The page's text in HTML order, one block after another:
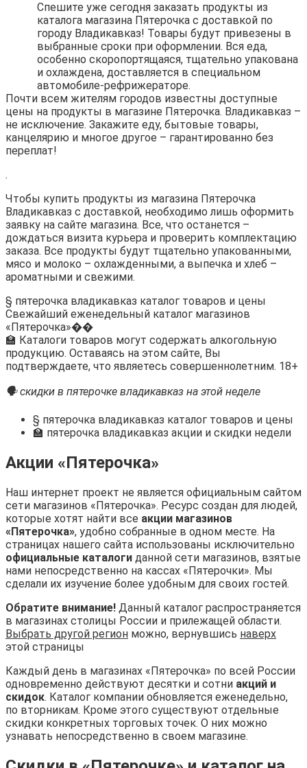
Спешите уже сегодня заказать продукты из
каталога магазина Пятерочка с доставкой по
городу Владикавказ! Товары будут привезены в
выбранные сроки при оформлении. Вся еда,
особенно скоропортящаяся, тщательно упакована
и охлаждена, доставляется в специальном
автомобиле-рефрижераторе.
Почти всем жителям городов известны доступные
цены на продукты в магазине Пятерочка. Владикавказ –
не исключение. Закажите еду, бытовые товары,
канцелярию и многое другое – гарантированно без
переплат!
.
Чтобы купить продукты из магазина Пятерочка
Владикавказ с доставкой, необходимо лишь оформить
заявку на сайте магазина. Все, что останется –
дождаться визита курьера и проверить комплектацию
заказа. Все продукты будут тщательно упакованными,
мясо и молоко – охлажденными, а выпечка и хлеб –
ароматными и свежими.
§ пятерочка владикавказ каталог товаров и цены
Свежайший еженедельный каталог магазинов
«Пятерочка»��
🏫 Каталоги товаров могут содержать алкогольную
продукцию. Оставаясь на этом сайте, Вы
подтверждаете, что являетесь совершеннолетним. 18+
🗣 скидки в пятерочке владикавказ на этой неделе
§ пятерочка владикавказ каталог товаров и цены
🏫 пятерочка владикавказ акции и скидки недели
Акции «Пятерочка»
Наш интернет проект не является официальным сайтом
сети магазинов «Пятерочка». Ресурс создан для людей,
которые хотят найти все акции магазинов
«Пятерочка», удобно собранные в одном месте. На
страницах нашего сайта использованы исключительно
официальные каталоги данной сети магазинов, взятые
нами непосредственно на кассах «Пятерочки». Мы
сделали их изучение более удобным для своих гостей.
Обратите внимание! Данный каталог распространяется
в магазинах столицы России и прилежащей области.
Выбрать другой регион можно, вернувшись наверх
этой страницы
Каждый день в магазинах «Пятерочка» по всей России
одновременно действуют десятки и сотни акций и
скидок. Каталог компании обновляется еженедельно,
по вторникам. Кроме этого существуют отдельные
скидки конкретных торговых точек. О них можно
узнавать непосредственно в своем магазине.